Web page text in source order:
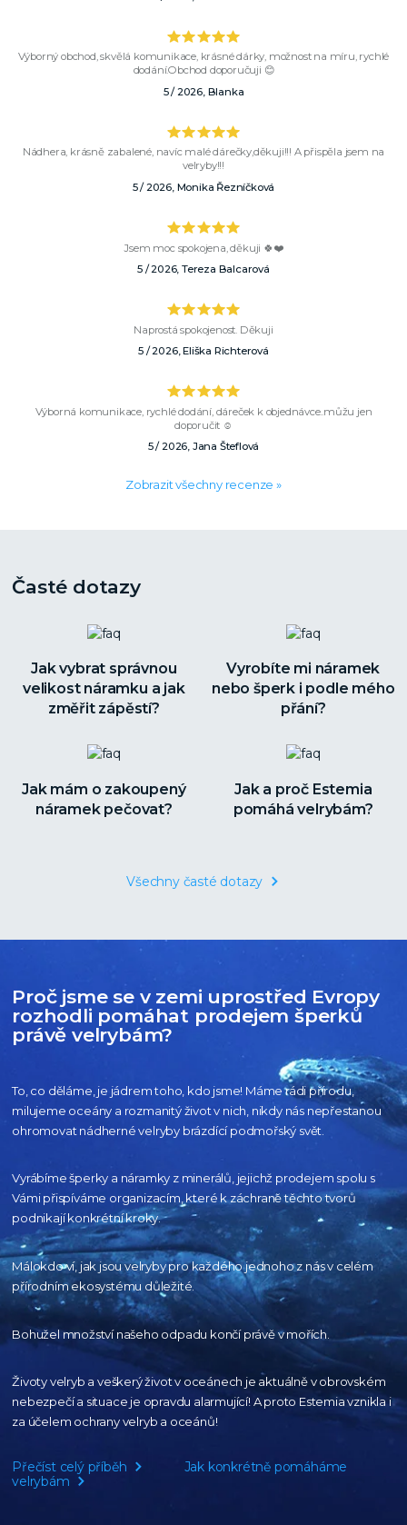
Výborný obchod, skvělá komunikace, krásné dárky, možnost na míru, rychlé
dodání.Obchod doporučuji 😊
5 / 2026, Blanka
Nádhera, krásně zabalené, navíc malé dárečky,děkuji!!! A přispěla jsem na
velryby!!!
5 / 2026, Monika Řezníčková
Jsem moc spokojena, děkuji 🍀❤️
5 / 2026, Tereza Balcarová
Naprostá spokojenost. Děkuji
5 / 2026, Eliška Richterová
Výborná komunikace, rychlé dodání, dáreček k objednávce..můžu jen
doporučit ☺️
5 / 2026, Jana Šteflová
Zobrazit všechny recenze »
Časté dotazy
Jak vybrat správnou
velikost náramku a jak
změřit zápěstí?
Vyrobíte mi náramek
nebo šperk i podle mého
přání?
Jak mám o zakoupený
náramek pečovat?
Jak a proč Estemia
pomáhá velrybám?
Všechny časté dotazy
Proč jsme se v zemi uprostřed Evropy
rozhodli pomáhat prodejem šperků
právě velrybám?
To, co děláme, je jádrem toho, kdo jsme! Máme rádi přírodu,
milujeme oceány a rozmanitý život v nich, nikdy nás nepřestanou
ohromovat nádherné velryby brázdící podmořský svět.
Vyrábíme šperky a náramky z minerálů, jejichž prodejem spolu s
Vámi přispíváme organizacím,které k záchraně těchto tvorů
podnikají konkrétní kroky.
Málokdo ví, jak jsou velryby pro každéhojednoho z nás v celém
přírodnímekosystému důležité.
Bohužel množství našeho odpadu končí právě v mořích.
Životy velryb a veškerý život v oceánech je aktuálněv obrovském
nebezpečí a situace je opravdu alarmující!A proto Estemia vznikla i
za účelem ochrany velryb a oceánů!
Přečíst celý příběh
Jak konkrétně pomáháme
velrybám